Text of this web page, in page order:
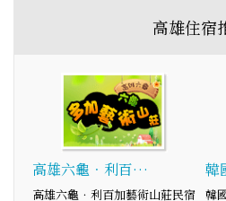
高雄住宿
高雄六龜．利百…
高雄六龜．利百加藝術山莊民宿
韓
韓